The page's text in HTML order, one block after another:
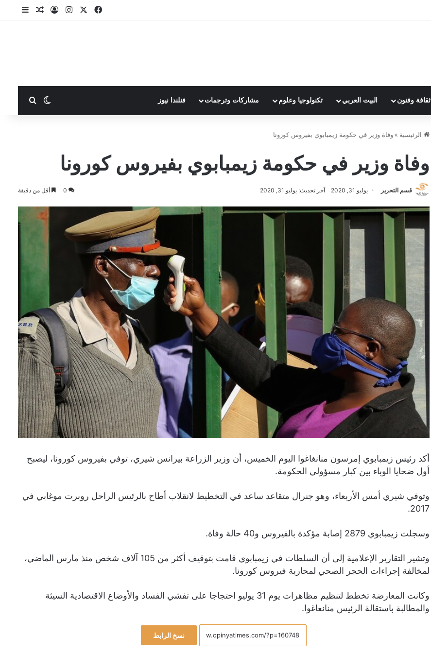
فيسبوك انستقرامتسجيل الدخول
مقالإضافة
ثقافة وفنون البيت العربي تكنولوجيا وعلوم مشاركات وترجمات فنلندا نيوز الوضعبحث عن
الرئيسية » وفاة وزير في حكومة زيمبابوي بفيروس كورونا
وفاة وزير في حكومة زيمبابوي بفيروس كورونا
قسم التحرير يوليو 31, 2020 آخر تحديث: يوليو 31, 2020 0 أقل من دقيقة
أكد رئيس زيمبابوي إمرسون منانغاغوا اليوم الخميس، أن وزير الزراعة بيرانس شيري، توفي بفيروس كورونا، ليصبح
أول ضحايا الوباء بين كبار مسؤولي الحكومة.
وتوفي شيري أمس الأربعاء، وهو جنرال متقاعد ساعد في التخطيط لانقلاب أطاح بالرئيس الراحل روبرت موغابي في
2017.
وسجلت زيمبابوي 2879 إصابة مؤكدة بالفيروس و40 حالة وفاة.
وتشير التقارير الإعلامية إلى أن السلطات في زيمبابوي قامت بتوقيف أكثر من 105 آلاف شخص منذ مارس الماضي،
لمخالفة إجراءات الحجر الصحي لمحاربة فيروس كورونا.
وكانت المعارضة تخطط لتنظيم مظاهرات يوم 31 يوليو احتجاجا على تفشي الفساد والأوضاع الاقتصادية السيئة
والمطالبة باستقالة الرئيس منانغاغوا.
نسخ الرابط